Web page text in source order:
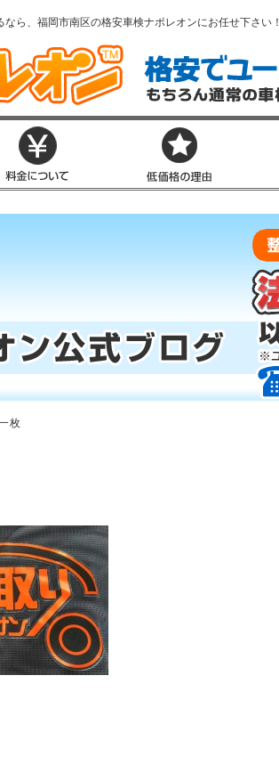
ら、福岡市南区の格安車検ナポレオンにお任せ下さい！
枚